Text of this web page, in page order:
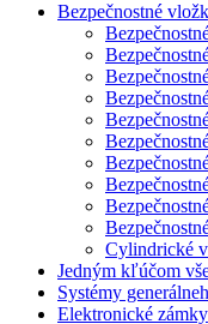
Bezpečnostné
Cylindrické
Jedným kľúčom
Systémy
Elektronické zámky